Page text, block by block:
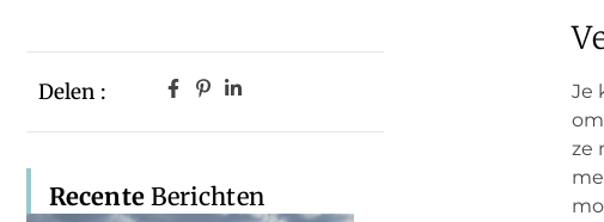
Delen :
RecenteBerichten
Je
ze